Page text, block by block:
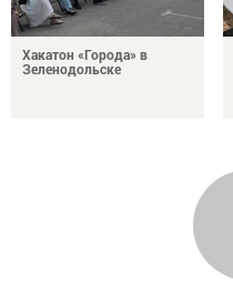
Хакатон «Города» в
Зеленодольске